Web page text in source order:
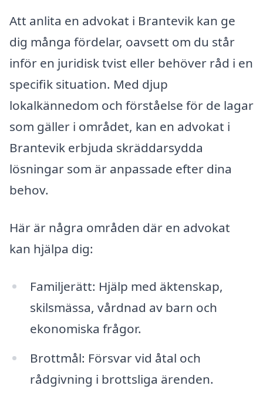
Att anlita en advokat i Brantevik kan ge
dig många fördelar, oavsett om du står
inför en juridisk tvist eller behöver råd i en
specifik situation. Med djup
lokalkännedom och förståelse för de lagar
som gäller i området, kan en advokat i
Brantevik erbjuda skräddarsydda
lösningar som är anpassade efter dina
behov.
Här är några områden där en advokat
kan hjälpa dig:
Familjerätt: Hjälp med äktenskap,
skilsmässa, vårdnad av barn och
ekonomiska frågor.
Brottmål: Försvar vid åtal och
rådgivning i brottsliga ärenden.